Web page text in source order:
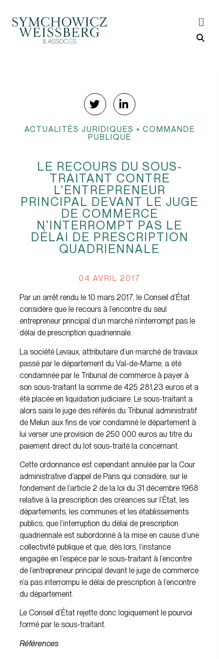
ACTUALITÉS JURIDIQUES • COMMANDE
PUBLIQUE
LE RECOURS DU SOUS-
TRAITANT CONTRE
L’ENTREPRENEUR
PRINCIPAL DEVANT LE JUGE
DE COMMERCE
N’INTERROMPT PAS LE
DÉLAI DE PRESCRIPTION
QUADRIENNALE
04 AVRIL 2017
Par un arrêt rendu le 10 mars 2017, le Conseil d’État
considère que le recours à l’encontre du seul
entrepreneur principal d’un marché n’interrompt pas le
délai de prescription quadriennale.
La société Levaux, attributaire d’un marché de travaux
passé par le département du Val-de-Marne, a été
condamnée par le Tribunal de commerce à payer à
son sous-traitant la somme de 425 281,23 euros et a
été placée en liquidation judiciaire. Le sous-traitant a
alors saisi le juge des référés du Tribunal administratif
de Melun aux fins de voir condamné le département à
lui verser une provision de 250 000 euros au titre du
paiement direct du lot sous-traité la concernant.
Cette ordonnance est cependant annulée par la Cour
administrative d’appel de Paris qui considère, sur le
fondement de l’article 2 de la loi du 31 décembre 1968
relative à la prescription des créances sur l’État, les
départements, les communes et les établissements
publics, que l’interruption du délai de prescription
quadriennale est subordonné à la mise en cause d’une
collectivité publique et que, dès lors, l’instance
engagée en l’espèce par le sous-traitant à l’encontre
de l’entrepreneur principal devant le juge de commerce
n’a pas interrompu le délai de prescription à l’encontre
du département.
Le Conseil d’État rejette donc logiquement le pourvoi
formé par le sous-traitant.
Références